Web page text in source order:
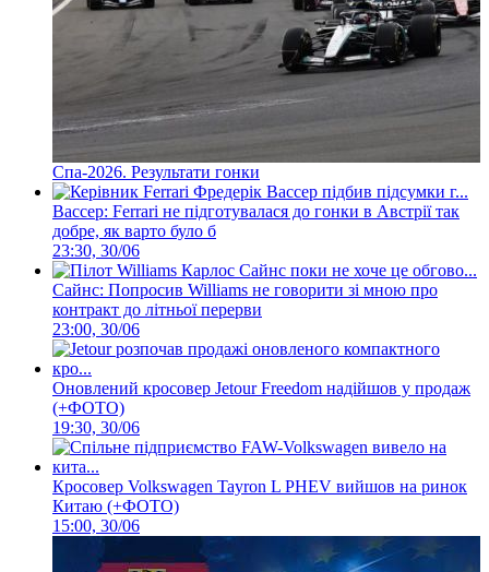
Спа-2026. Результати гонки
Вассер: Ferrari не підготувалася до гонки в Австрії так
добре, як варто було б
23:30, 30/06
Сайнс: Попросив Williams не говорити зі мною про
контракт до літньої перерви
23:00, 30/06
Оновлений кросовер Jetour Freedom надійшов у продаж
(+ФОТО)
19:30, 30/06
Кросовер Volkswagen Tayron L PHEV вийшов на ринок
Китаю (+ФОТО)
15:00, 30/06